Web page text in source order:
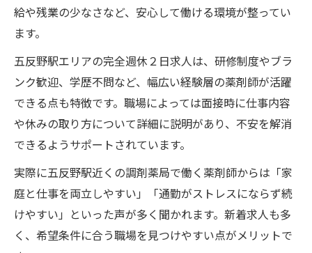
給や残業の少なさなど、安心して働ける環境が整ってい
ます。
五反野駅エリアの完全週休２日求人は、研修制度やブラ
ンク歓迎、学歴不問など、幅広い経験層の薬剤師が活躍
できる点も特徴です。職場によっては面接時に仕事内容
や休みの取り方について詳細に説明があり、不安を解消
できるようサポートされています。
実際に五反野駅近くの調剤薬局で働く薬剤師からは「家
庭と仕事を両立しやすい」「通勤がストレスにならず続
けやすい」といった声が多く聞かれます。新着求人も多
く、希望条件に合う職場を見つけやすい点がメリットで